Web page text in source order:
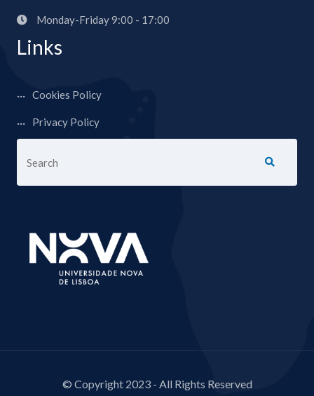
Monday-Friday 9:00 - 17:00
Links
Cookies Policy
Privacy Policy
© Copyright 2023 - All Rights Reserved